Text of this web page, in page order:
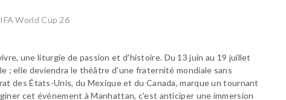
World Cup 26
une liturgie de passion et d'histoire. Du 13 juin au 19 juillet
; elle deviendra le théâtre d'une fraternité mondiale sans
des États-Unis, du Mexique et du Canada, marque un tournant
cet événement à Manhattan, c'est anticiper une immersion